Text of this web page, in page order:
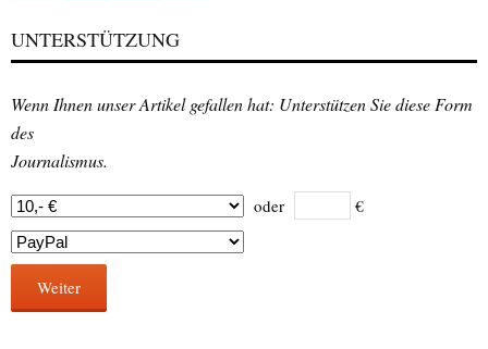
UNTERSTÜTZUNG
Wenn Ihnen unser Artikel gefallen hat: Unterstützen Sie diese Form
des
Journalismus.
oder €
Weiter